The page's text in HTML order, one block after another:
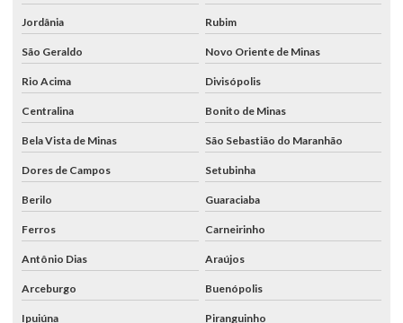
Jordânia Rubim
São Geraldo Novo Oriente de Minas
Rio Acima Divisópolis
Centralina Bonito de Minas
Bela Vista de Minas São Sebastião do Maranhão
Dores de Campos Setubinha
Berilo Guaraciaba
Ferros Carneirinho
Antônio Dias Araújos
Arceburgo Buenópolis
Ipuiúna Piranguinho